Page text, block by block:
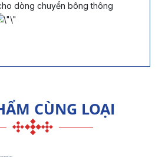
dòng chuyển bông thông
CÙNG LOẠI